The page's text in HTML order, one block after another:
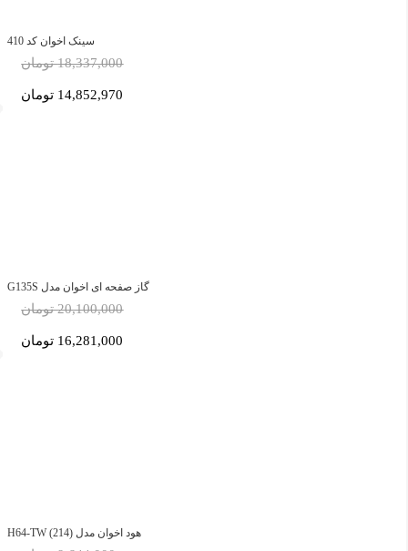
سینک اخوان کد 410
18,337,000 تومان
14,852,970 تومان
گاز صفحه ای اخوان مدل G135S
20,100,000 تومان
16,281,000 تومان
هود اخوان مدل H64-TW (214)